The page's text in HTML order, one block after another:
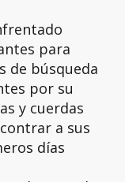
para
de búsqueda
por su
y cuerdas
a sus
días